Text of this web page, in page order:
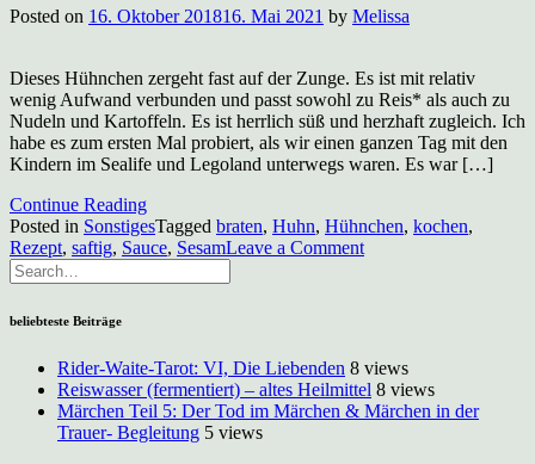
Posted on 16. Oktober 201816. Mai 2021 by Melissa
Dieses Hühnchen zergeht fast auf der Zunge. Es ist mit relativ
wenig Aufwand verbunden und passt sowohl zu Reis* als auch zu
Nudeln und Kartoffeln. Es ist herrlich süß und herzhaft zugleich. Ich
habe es zum ersten Mal probiert, als wir einen ganzen Tag mit den
Kindern im Sealife und Legoland unterwegs waren. Es war […]
Continue Reading
Posted in SonstigesTagged braten, Huhn, Hühnchen, kochen,
Rezept, saftig, Sauce, SesamLeave a Commenton
beliebteste Beiträge
Rider-Waite-Tarot: VI, Die Liebenden 8 views
Reiswasser (fermentiert) – altes Heilmittel 8 views
Märchen Teil 5: Der Tod im Märchen & Märchen in der
Trauer- Begleitung 5 views